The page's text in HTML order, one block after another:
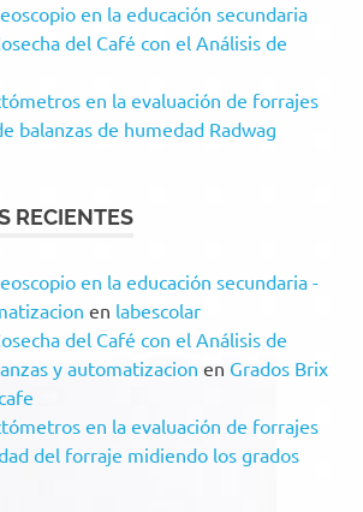
en la educación secundaria
del Café con el Análisis de
en la evaluación de forrajes
balanzas de humedad Radwag
RECIENTES
en la educación secundaria -
en labescolar
del Café con el Análisis de
y automatizacion en Grados Brix
en la evaluación de forrajes
del forraje midiendo los grados